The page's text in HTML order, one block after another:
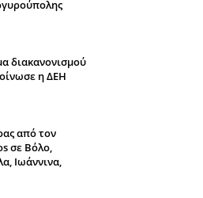
διακανονισμού
η ΔΕΗ
από τον
σε Βόλο,
Ιωάννινα,